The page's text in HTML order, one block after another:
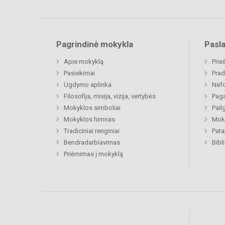
Pagrindinė mokykla
Apie mokyklą
Pasiekimai
Ugdymo aplinka
Filosofija, misija, vizija, vertybės
Mokyklos simboliai
Mokyklos himnas
Tradiciniai renginiai
Bendradarbiavimas
Priėmimas į mokyklą